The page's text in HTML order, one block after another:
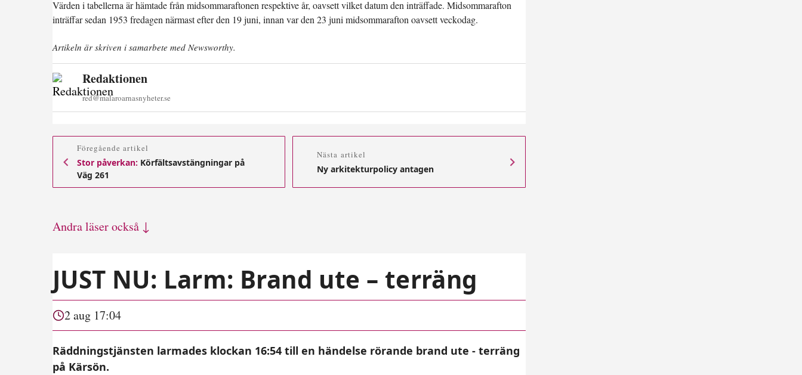
Värden i tabellerna är hämtade från midsommaraftonen respektive år, oavsett vilket datum den inträffade. Midsommarafton
inträffar sedan 1953 fredagen närmast efter den 19 juni, innan var den 23 juni midsommarafton oavsett veckodag.
Artikeln är skriven i samarbete med Newsworthy.
Redaktionen
red@malaroarnasnyheter.se
Föregående artikel
Stor påverkan: Körfältsavstängningar på
Väg 261
Nästa artikel
Ny arkitekturpolicy antagen
Andra läser också ↓
JUST NU: Larm: Brand ute – terräng
2 aug 17:04
Räddningstjänsten larmades klockan 16:54 till en händelse rörande brand ute - terräng
på Kärsön.